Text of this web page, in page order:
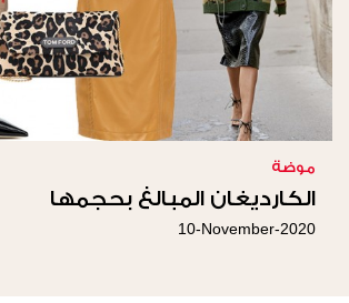
موضة
الكارديغان المبالغ بحجمها
10-November-2020